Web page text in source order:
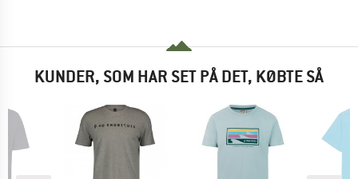
KUNDER, SOM HAR SET PÅ DET, KØBTE SÅ